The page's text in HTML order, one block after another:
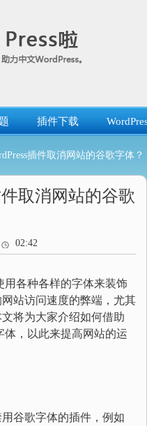
插件下载
插件取消网站的谷歌字体？
取消网站的谷歌
02:42
用各种各样的字体来装饰
站访问速度的弊端，尤其
将为大家介绍如何借助
体，以此来提高网站的运
谷歌字体的插件，例如